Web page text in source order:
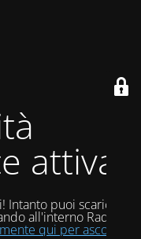
attiva
puoi scaricare
all'interno Radio
qui per ascoltarci!